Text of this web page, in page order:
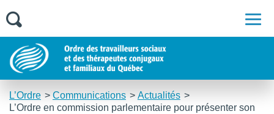
L’Ordre Communications
Actualités
L’Ordre en commission parlementaire pour présenter son